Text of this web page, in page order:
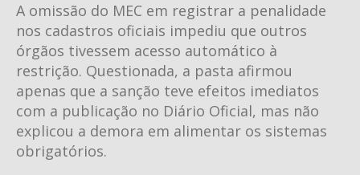
A omissão do MEC em registrar a penalidade
nos cadastros oficiais impediu que outros
órgãos tivessem acesso automático à
restrição. Questionada, a pasta afirmou
apenas que a sanção teve efeitos imediatos
com a publicação no Diário Oficial, mas não
explicou a demora em alimentar os sistemas
obrigatórios.